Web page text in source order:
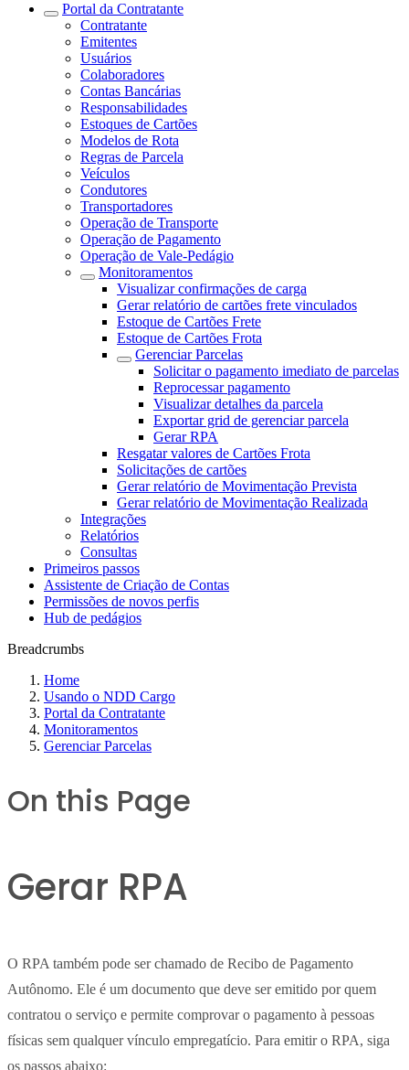
Portal da Contratante
Contratante
Emitentes
Usuários
Colaboradores
Contas Bancárias
Responsabilidades
Estoques de Cartões
Modelos de Rota
Regras de Parcela
Veículos
Condutores
Transportadores
Operação de Transporte
Operação de Pagamento
Operação de Vale-Pedágio
Monitoramentos
Visualizar confirmações de carga
Gerar relatório de cartões frete vinculados
Estoque de Cartões Frete
Estoque de Cartões Frota
Gerenciar Parcelas
Solicitar o pagamento imediato de parcelas
Reprocessar pagamento
Visualizar detalhes da parcela
Exportar grid de gerenciar parcela
Gerar RPA
Resgatar valores de Cartões Frota
Solicitações de cartões
Gerar relatório de Movimentação Prevista
Gerar relatório de Movimentação Realizada
Integrações
Relatórios
Consultas
Primeiros passos
Assistente de Criação de Contas
Permissões de novos perfis
Hub de pedágios
Breadcrumbs
Home
Usando o NDD Cargo
Portal da Contratante
Monitoramentos
Gerenciar Parcelas
On this Page
Gerar RPA
O RPA também pode ser chamado de Recibo de Pagamento
Autônomo. Ele é um documento que deve ser emitido por quem
contratou o serviço e permite comprovar o pagamento à pessoas
físicas sem qualquer vínculo empregatício. Para emitir o RPA, siga
os passos abaixo: